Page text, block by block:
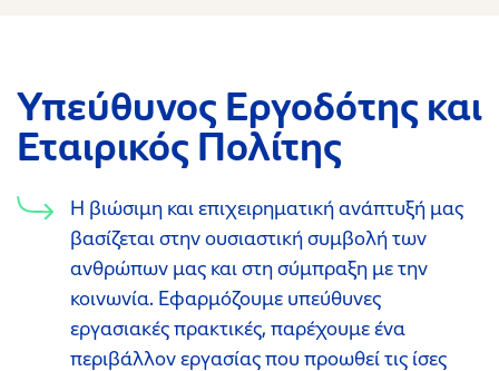
Υπεύθυνος Εργοδότης και
Εταιρικός Πολίτης
H βιώσιμη και επιχειρηματική ανάπτυξή μας
βασίζεται στην ουσιαστική συμβολή των
ανθρώπων μας και στη σύμπραξη με την
κοινωνία. Εφαρμόζουμε υπεύθυνες
εργασιακές πρακτικές, παρέχουμε ένα
περιβάλλον εργασίας που προωθεί τις ίσες